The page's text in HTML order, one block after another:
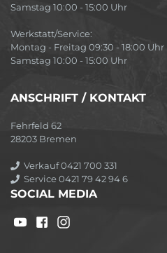
Samstag 10:00 - 15:00 Uhr
Werkstatt/Service:
Montag - Freitag 09:30 - 18:00 Uhr
Samstag 10:00 - 15:00 Uhr
ANSCHRIFT / KONTAKT
Fehrfeld 62
28203 Bremen
Verkauf 0421 700 331
Service 0421 79 42 94 6
SOCIAL MEDIA